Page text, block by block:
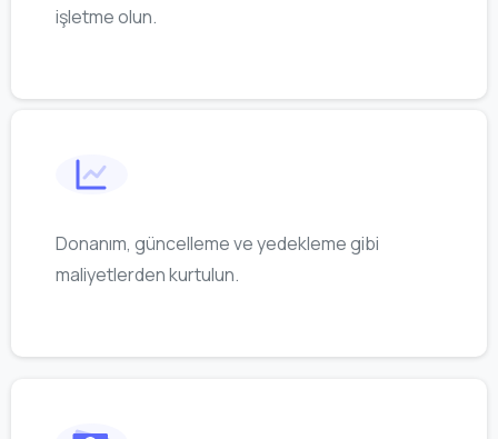
işletme olun.
Donanım, güncelleme ve yedekleme gibi
maliyetlerden kurtulun.